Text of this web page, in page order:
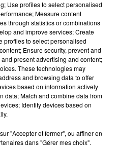
Crédit :petethemonkeyfestival.org
Use profiles to select personalised
Measure content
through statistics or combinations
and improve services; Create
profiles to select personalised
Ensure security, prevent and
present advertising and content;
These technologies may
and browsing data to offer
based on information actively
data; Match and combine data from
Identify devices based on
"Accepter et fermer", ou affiner en
dans "Gérer mes choix".